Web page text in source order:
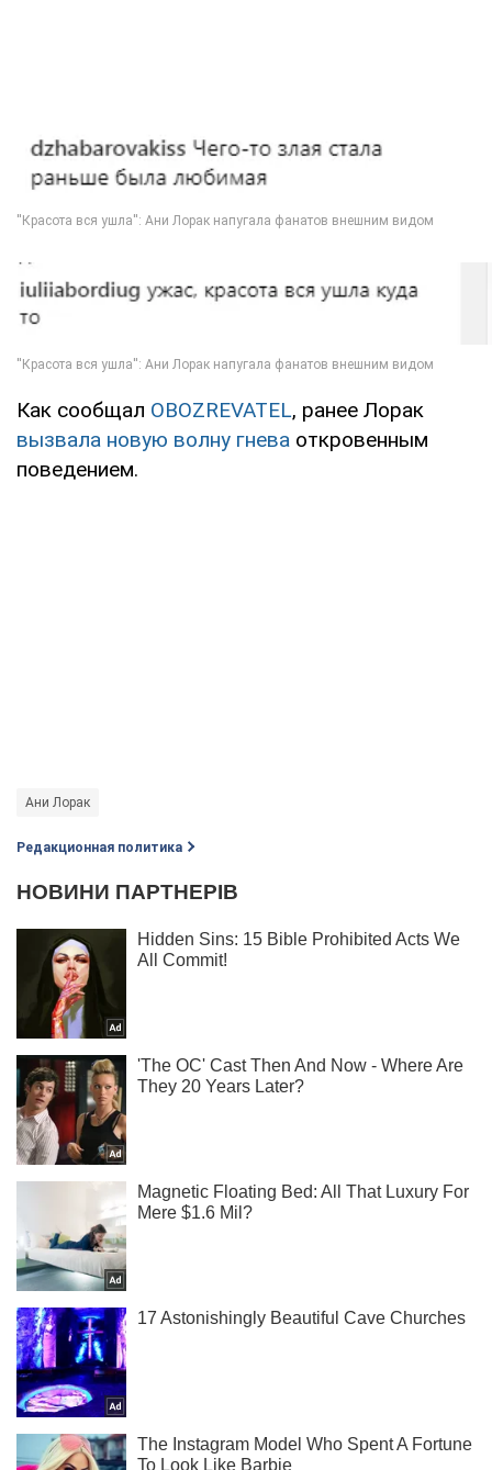
Как сообщал OBOZREVATEL, ранее Лорак
вызвала новую волну гнева откровенным
поведением.
Ани Лорак
Редакционная политика